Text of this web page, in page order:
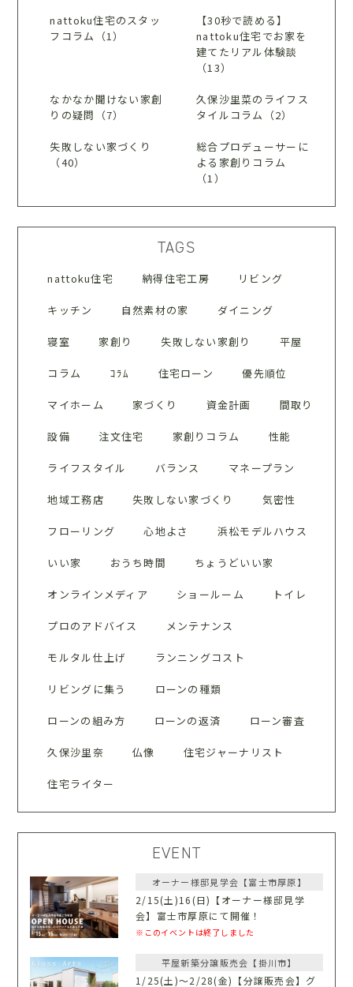
nattoku住宅のスタッ
フコラム（1）
【30秒で読める】
nattoku住宅でお家を
建てたリアル体験談
（13）
なかなか聞けない家創
りの疑問（7）
久保沙里菜のライフス
タイルコラム（2）
失敗しない家づくり
（40）
総合プロデューサーに
よる家創りコラム
（1）
TAGS
nattoku住宅 納得住宅工房 リビング
キッチン 自然素材の家 ダイニング
寝室 家創り 失敗しない家創り 平屋
コラム ｺﾗﾑ 住宅ローン 優先順位
マイホーム 家づくり 資金計画 間取り
設備 注文住宅 家創りコラム 性能
ライフスタイル バランス マネープラン
地域工務店 失敗しない家づくり 気密性
フローリング 心地よさ 浜松モデルハウス
いい家 おうち時間 ちょうどいい家
オンラインメディア ショールーム トイレ
プロのアドバイス メンテナンス
モルタル仕上げ ランニングコスト
リビングに集う ローンの種類
ローンの組み方 ローンの返済 ローン審査
久保沙里奈 仏像 住宅ジャーナリスト
住宅ライター
EVENT
オーナー様邸見学会【富士市厚原】
2/15(土)16(日)【オーナー様邸見学
会】富士市厚原にて開催！
※このイベントは終了しました
平屋新築分譲販売会【掛川市】
1/25(土)〜2/28(金)【分譲販売会】グ